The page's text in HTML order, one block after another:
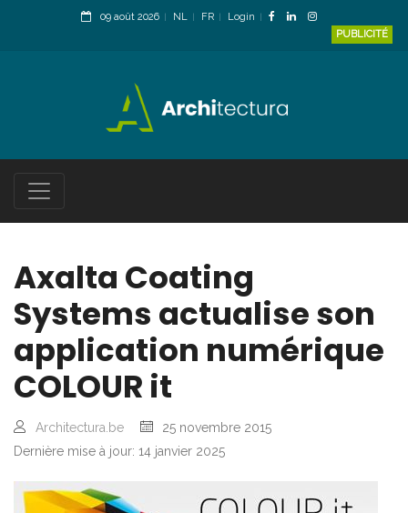
09 août 2026 NL FR
Login
PUBLICITÉ
Axalta Coating
Systems actualise son
application numérique
COLOUR it
Architectura.be
25 novembre 2015
Dernière mise à jour: 14 janvier 2025